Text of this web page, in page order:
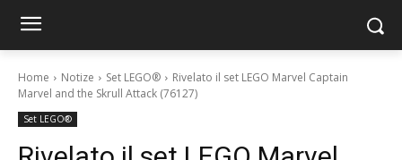
Home Notize Set LEGO®
Rivelato il set LEGO Marvel Captain
Marvel and the Skrull Attack (76127)
Set LEGO®